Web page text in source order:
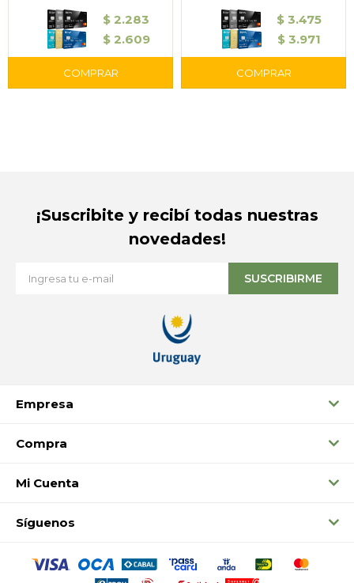
$ 2.283
$ 2.609
$ 3.475
$ 3.971
Empresa
Compra
Mi Cuenta
Síguenos
¡Suscribite y recibí todas nuestras
novedades!
SUSCRIBIRME